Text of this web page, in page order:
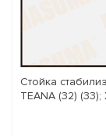
Стойка
TEANA (32) (33);